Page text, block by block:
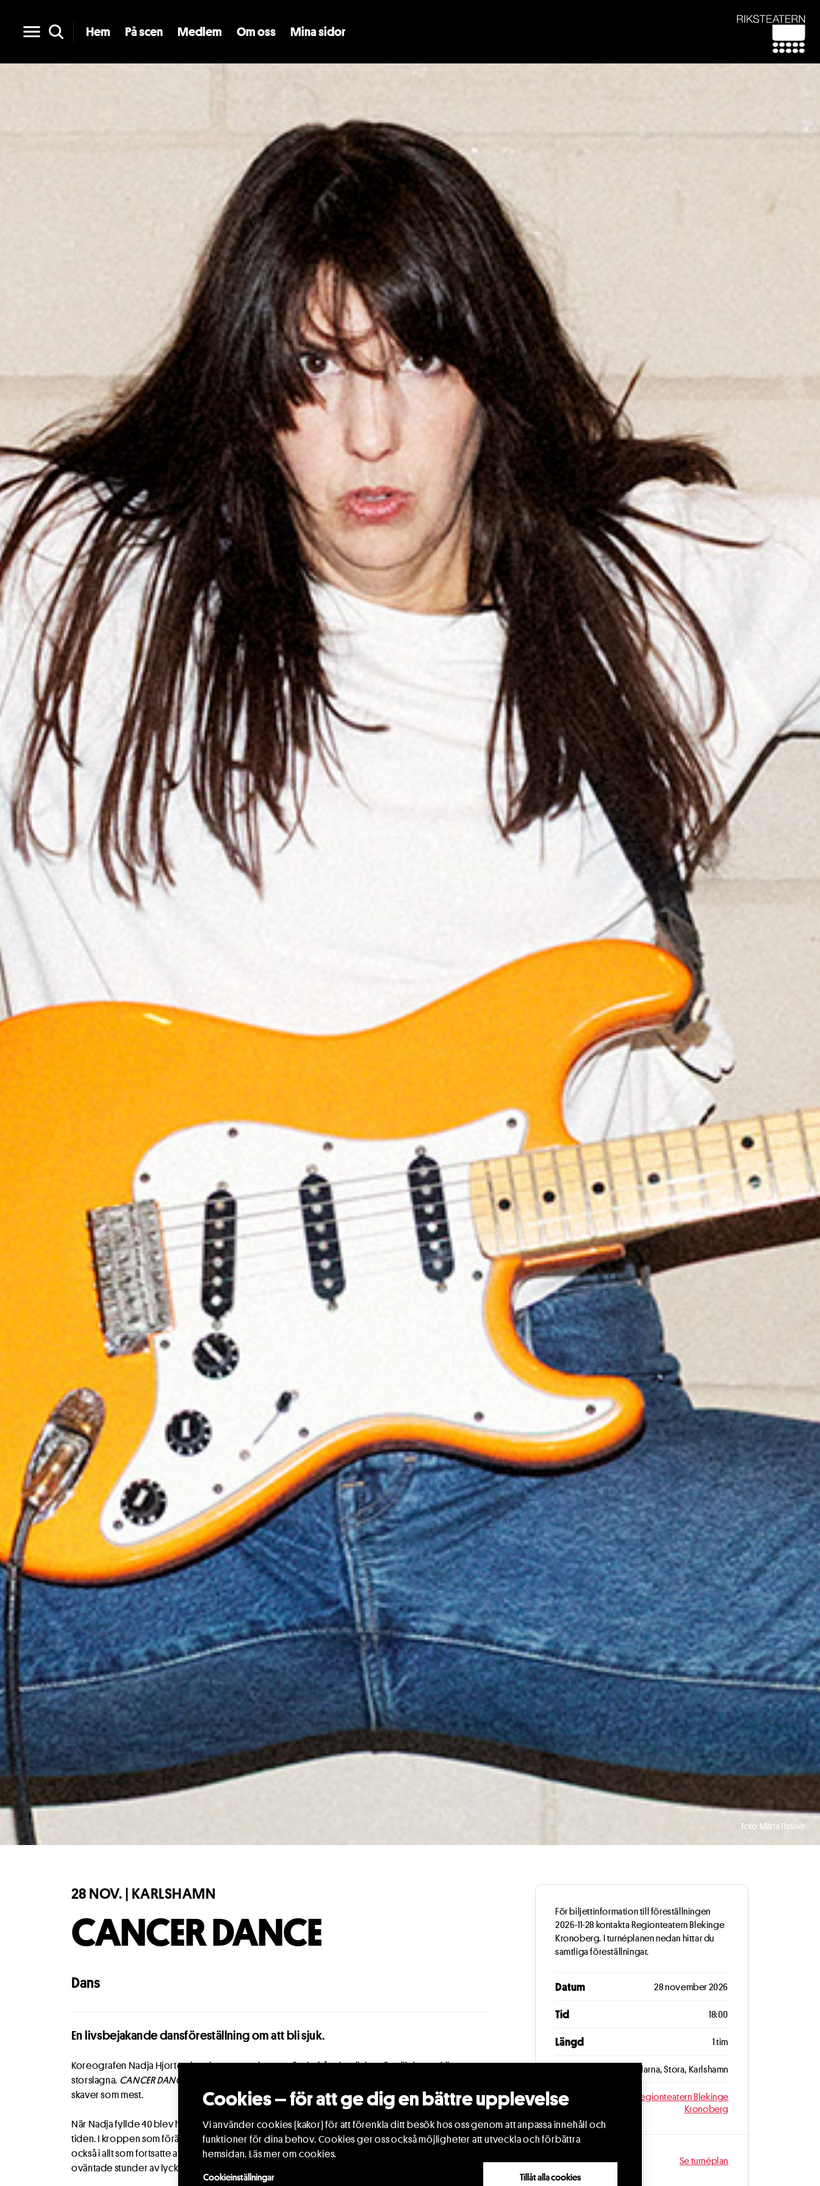
Cookies – för att ge dig en bättre upplevelse
Vi använder cookies (kakor) för att förenkla ditt besök hos oss genom att anpassa innehåll och
funktioner för dina behov. Cookies ger oss också möjligheter att utveckla och förbättra
hemsidan.Läs mer om cookies.
Cookieinställningar Tillåt alla cookies
Hem På scen Medlem Om oss Mina sidor
Foto: Märta Thisner
För biljettinformation till föreställningen
2026-11-28 kontakta Regionteatern Blekinge
Kronoberg. I turnéplanen nedan hittar du
samtliga föreställningar.
Datum 28 november 2026
Tid 18:00
Längd 1 tim
Lokstallarna, Stora, Karlshamn
Arrangör
Regionteatern Blekinge
Kronoberg
Fler datum Se turnéplan
28 NOV. | KARLSHAMN
CANCER DANCE
Dans
En livsbejakande dansföreställning om att bli sjuk.
Koreografen Nadja Hjorton har skapat ett solo som rör sig från det riktigt nära till det verkligt
storslagna. CANCER DANCE
skaver som mest.
När Nadja fyllde 40 blev hon teaterchef. Och sjuk i bröstcancer. Föreställningen tar avstamp i den
tiden. I kroppen som förändras, i rädslan, i kontrollförlusten och i cellerna som löper amok. Men
också i allt som fortsatte att finnas i livet: barnen, vännerna, TikTok-danserna i vardagsrummet och
oväntade stunder av lycka mitt i kaoset.